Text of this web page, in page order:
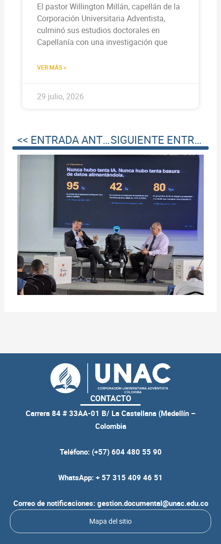
El pastor Willington Millán, capellán de la
Corporación Universitaria Adventista,
culminó sus estudios doctorales en
Capellanía con una investigación que
VER MÁS »
29 julio, 2026
<< ENTRADA ANTERIOR SIGUIENTE ENTRADA >>
CONTACTO
Carrera 84 # 33AA-01 B/ La Castellana (Medellín –
Colombia
Teléfono: (+57) 604 480 55 90
WhatsApp: + 57 315 409 46 51
Correo de notificaciones: gestion.documental@unac.edu.co
Mapa del sitio